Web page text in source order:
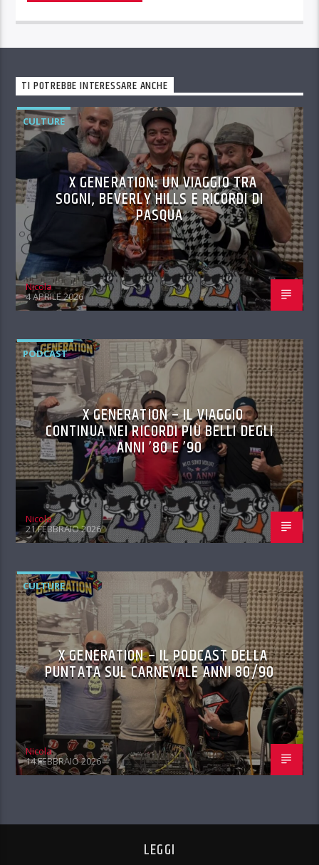
TI POTREBBE INTERESSARE ANCHE
CULTURE
X GENERATION: UN VIAGGIO TRA
SOGNI, BEVERLY HILLS E RICORDI DI
PASQUA
Nicola
4 APRILE 2026
PODCAST
X GENERATION – IL VIAGGIO
CONTINUA NEI RICORDI PIÙ BELLI DEGLI
ANNI ’80 E ’90
Nicola
21 FEBBRAIO 2026
CULTURE
X GENERATION – IL PODCAST DELLA
PUNTATA SUL CARNEVALE ANNI 80/90
Nicola
14 FEBBRAIO 2026
LEGGI